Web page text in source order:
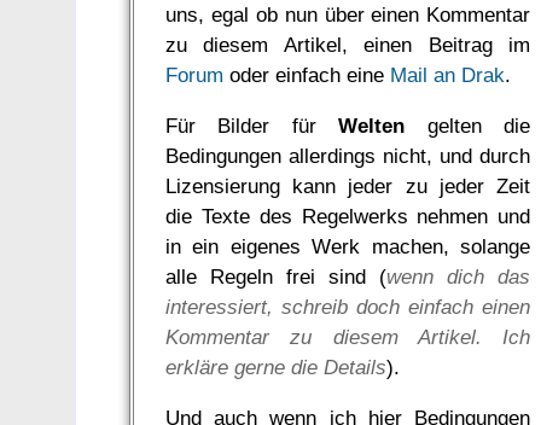
uns, egal ob nun über einen Kommentar
zu diesem Artikel, einen Beitrag im
Forum oder einfach eine Mail an Drak.
Für Bilder fürWelten gelten die
Bedingungen allerdings nicht, und durch
Lizensierung kann jeder zu jeder Zeit
die Texte des Regelwerks nehmen und
in ein eigenes Werk machen, solange
alle Regeln frei sind (wenn dich das
interessiert, schreib doch einfach einen
Kommentar zu diesem Artikel. Ich
erkläre gerne die Details).
Und auch wenn ich hier Bedingungen